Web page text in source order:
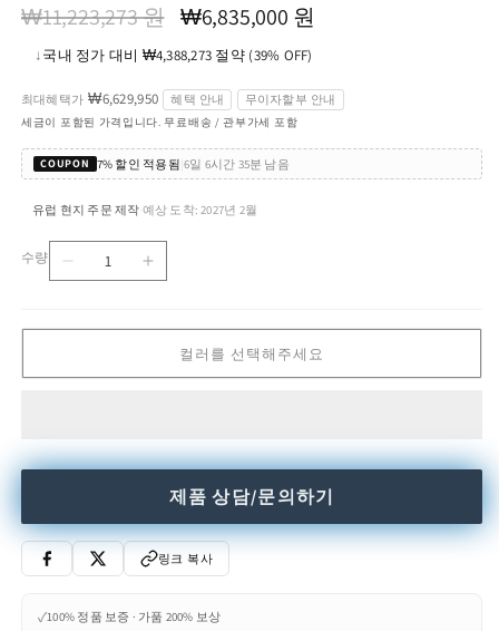
정
₩11,223,273 원
할
가
₩6,835,000 원
↓국내 정가 대비 ₩4,388,273 절약 (39% OFF)
최대혜택가 ₩6,629,950 혜택 안내 무이자할부 안내
세금이 포함된 가격입니다. 무료배송 / 관부가세 포함
COUPON 7% 할인 적용됨 |6일 6시간 35분 남음
유럽 현지 주문 제작 예상 도착: 2027년 2월
수량
ELLIS
임
ELLIS
table
림
컬러를 선택해주세요
제품 상담/문의하기
링크 복사
✓100% 정품 보증 · 가품 200% 보상